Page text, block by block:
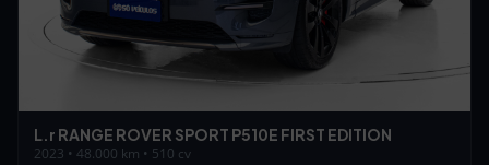
L.r RANGE ROVER SPORT P510E FIRST EDITION
2023 • 48.000 km • 510 cv